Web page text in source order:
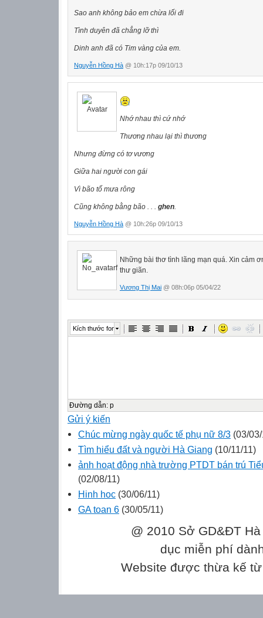
Sao anh không bảo em chừa lối đi
Tình duyên đã chẳng lỡ thì
Dinh anh đã có Tim vàng của em.
Nguyễn Hồng Hà @ 10h:17p 09/10/13
Nhớ nhau thì cứ nhớ
Thương nhau lại thì thương
Nhưng đừng có tơ vương
Giữa hai người con gái
Vì bão tố mưa rông
Cũng không bằng bão . . . ghen
Nguyễn Hồng Hà @ 10h:26p 09/10/13
Những bài thơ tình lãng mạn quá. Xin cảm
thư giãn.
Vương Thị Mai @ 08h:06p 05/04/22
Kích thước font
Đường dẫn: p
Gửi ý kiến
Chúc mừng ngày quốc tế phụ nữ 8/3 (03/
Tìm hiểu đất và người Hà Giang (10/11/11)
ảnh hoạt động nhà trường PTDT bán trú
(02/08/11)
Hinh hoc (30/06/11)
GA toan 6 (30/05/11)
@ 2010 Sở GD&ĐT
dục miễn phí
Website được thừa kế